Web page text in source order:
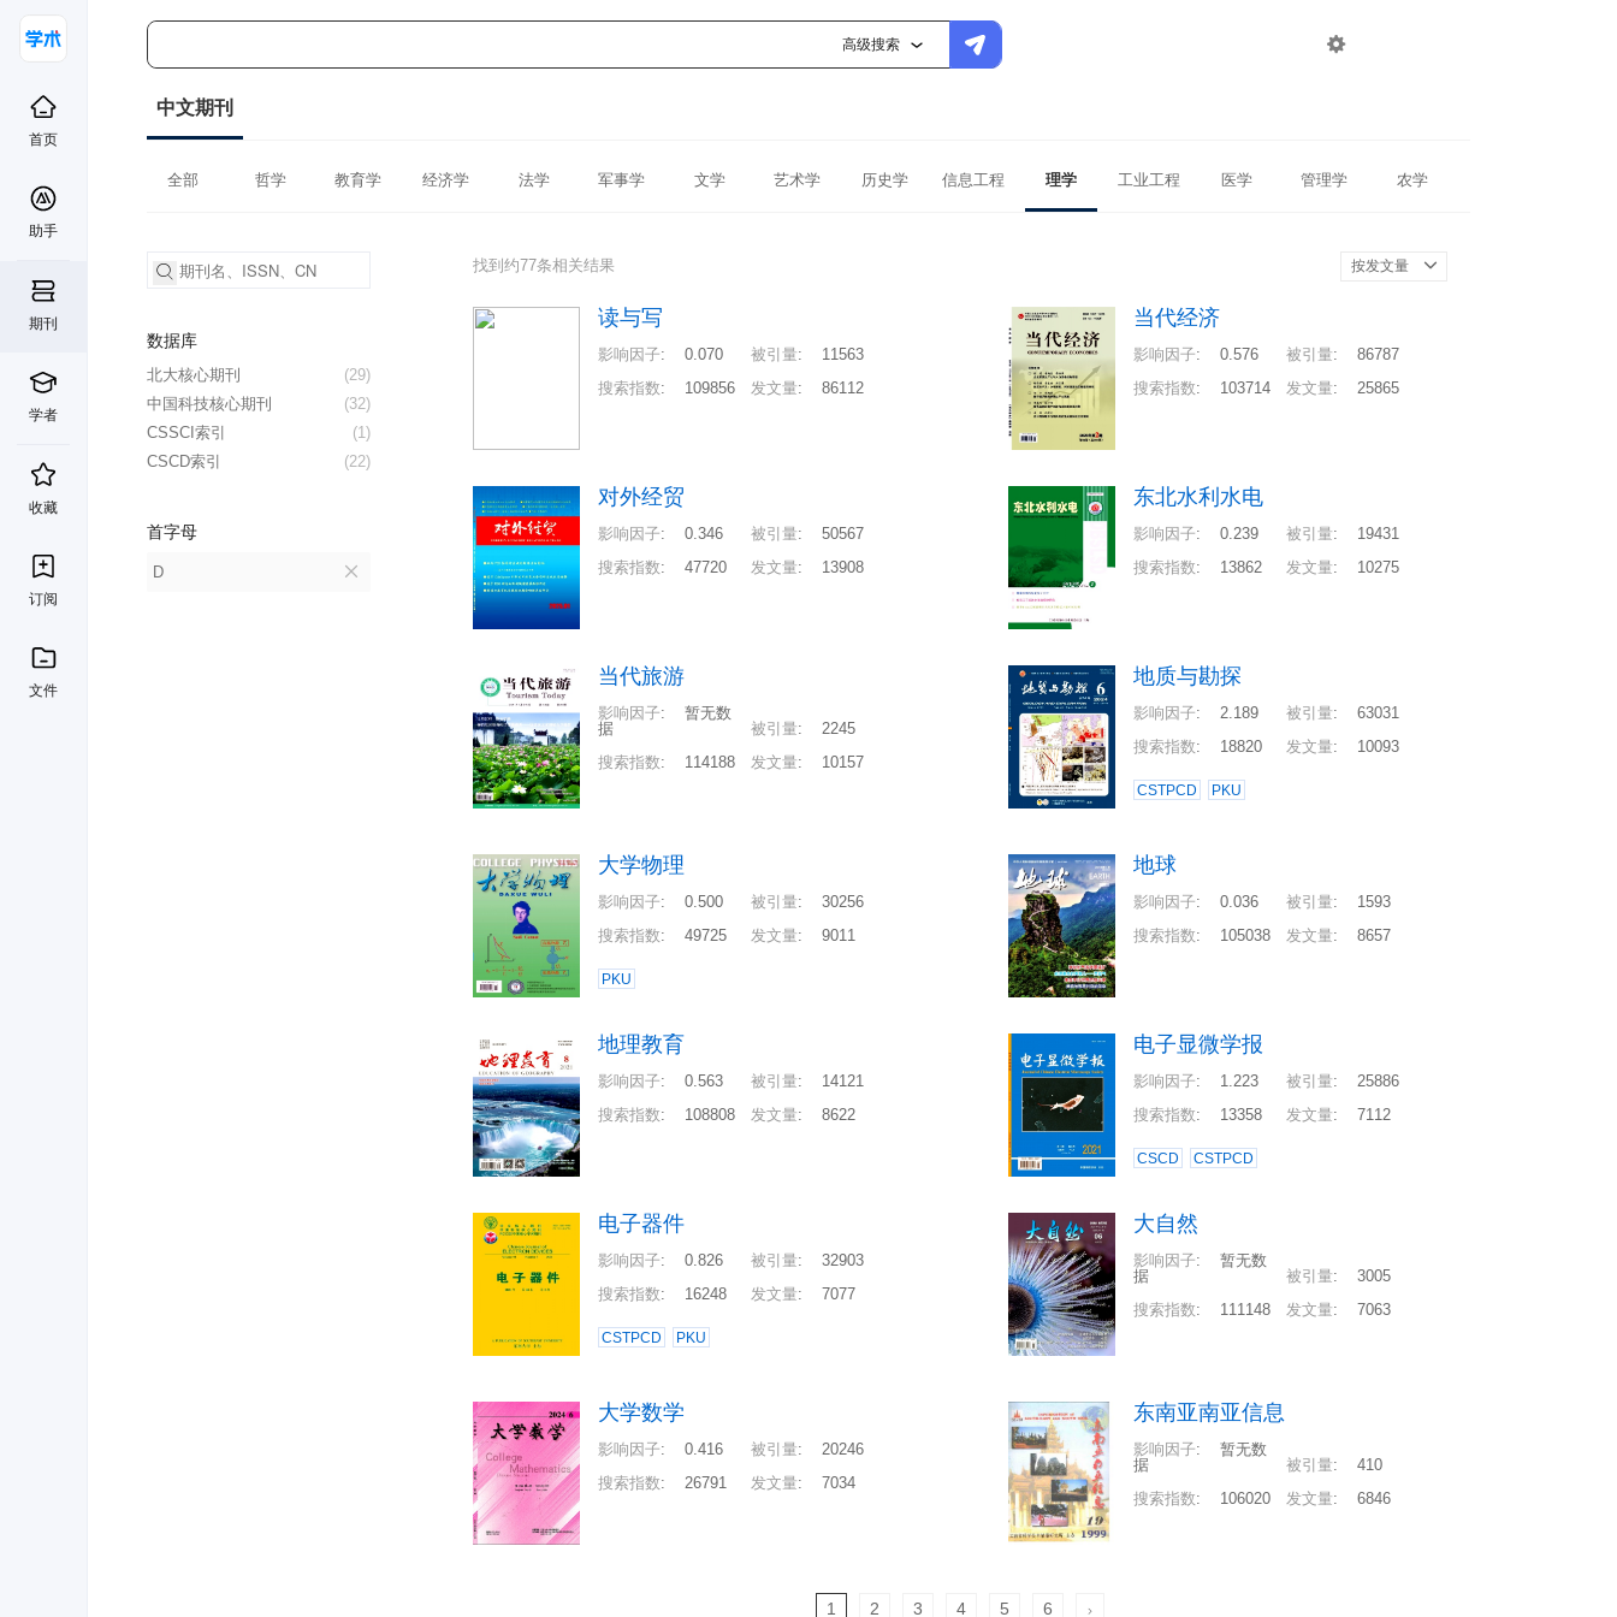
高级搜索 
首页
助手
期刊
学者
收藏
订阅
文件
中文期刊
全部 哲学 教育学 经济学 法学 军事学 文学 艺术学 历史学 信息工程 理学 工业工程 医学 管理学 农学
数据库
(29)
北大核心期刊
(32)
中国科技核心期刊
(1)
CSSCI索引
(22)
CSCD索引
首字母
D
找到约77条相关结果 按发文量
读与写
影响因子: 0.070 被引量:
11563
搜索指数: 109856 发文量: 86112
当代经济
影响因子: 0.576 被引量:
86787
搜索指数: 103714 发文量: 25865
对外经贸
影响因子: 0.346 被引量:
50567
搜索指数: 47720 发文量: 13908
东北水利水电
影响因子: 0.239 被引量:
19431
搜索指数: 13862 发文量: 10275
当代旅游
影响因子:
暂无数
据
被引量:
2245
搜索指数: 114188 发文量: 10157
地质与勘探
影响因子: 2.189 被引量:
63031
搜索指数: 18820 发文量: 10093
CSTPCD PKU
大学物理
影响因子: 0.500 被引量:
30256
搜索指数: 49725 发文量: 9011
PKU
地球
影响因子: 0.036 被引量:
1593
搜索指数: 105038 发文量: 8657
地理教育
影响因子: 0.563 被引量:
14121
搜索指数: 108808 发文量: 8622
电子显微学报
影响因子: 1.223 被引量:
25886
搜索指数: 13358 发文量: 7112
CSCD CSTPCD
电子器件
影响因子: 0.826 被引量:
32903
搜索指数: 16248 发文量: 7077
CSTPCD PKU
大自然
影响因子:
暂无数
据
被引量:
3005
搜索指数: 111148 发文量: 7063
大学数学
影响因子: 0.416 被引量:
20246
搜索指数: 26791 发文量: 7034
东南亚南亚信息
影响因子:
暂无数
据
被引量:
410
搜索指数: 106020 发文量: 6846
1 2 3 4 5 6 